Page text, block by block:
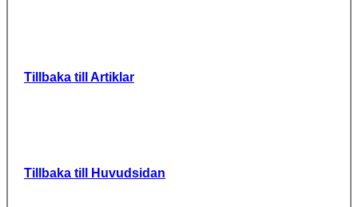
Tillbaka till Artiklar
Tillbaka till Huvudsidan